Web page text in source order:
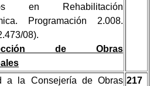
en Rehabilitación
Programación 2.008.
08).
de Obras
a la Consejería de Obras 217